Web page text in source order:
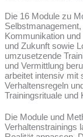
Die 16 Module zu
Kommunikation
und Zukunft sowie
umzusetzende
und Vermittlung
arbeitet intensiv mit
Verhaltensregeln
Trainingsrituale und
Die Module und
Verhaltenstrainings